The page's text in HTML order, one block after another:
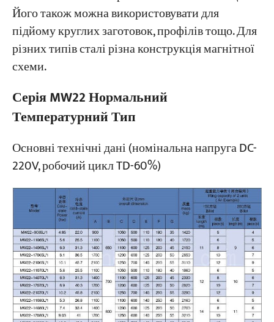
Його також можна використовувати для
підйому круглих заготовок, профілів тощо. Для
різних типів сталі різна конструкція магнітної
схеми.
Серія MW22 Нормальний
Температурний Тип
Основні технічні дані (номінальна напруга DC-
220V, робочий цикл TD-60%)